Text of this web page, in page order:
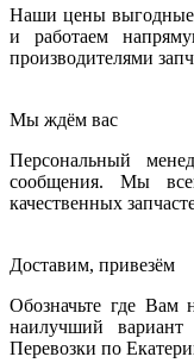
Наши цены
и работаем
производителями
Мы ждём вас
Персональный
сообщения. Мы
качественных
Доставим, привезём
Обозначьте где
наилучший
Перевозки по